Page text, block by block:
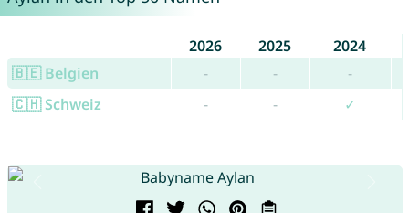
2026 2025
2024
🇧🇪 Belgien
- -
-
🇨🇭 Schweiz
- - ✓